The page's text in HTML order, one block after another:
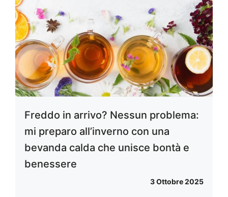
Freddo in arrivo? Nessun problema:
mi preparo all’inverno con una
bevanda calda che unisce bontà e
benessere
3 Ottobre 2025